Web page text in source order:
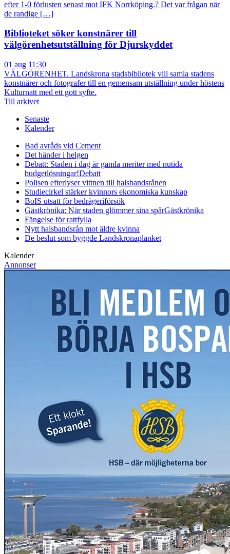
efter 1-0 förlusten senast mot IFK Norrköping.? Det var frågan när
de randige […]
Biblioteket söker konstnärer till
välgörenhetsutställning för Djurskyddet
01 aug 11:30
VÄLGÖRENHET. Landskrona stadsbibliotek vill samla stadens
konstnärer och fotografer till en gemensam utställning under höstens
Kulturnatt med ett gott syfte.
Till arkivet
Senaste
Kalender
Bad avråds vid Cement
Det händer i helgen
Debatt: Staden i dag är gamla meriter med nutida
budgetlösningar!Debatt
Polisen efterlyser vittnen till halsbandsrånen
Studiecirkel stärker kvinnors ekonomiska kunskap
BoIS utsatt för bedrägeriförsök
Gästkrönika: När staden glömmer sina spårGästkrönika
Fängelse för rattfylla
Nytt halsbandsrån mot äldre kvinna
De beslut som byggde Landskronaplanket
Kalender
Annonser